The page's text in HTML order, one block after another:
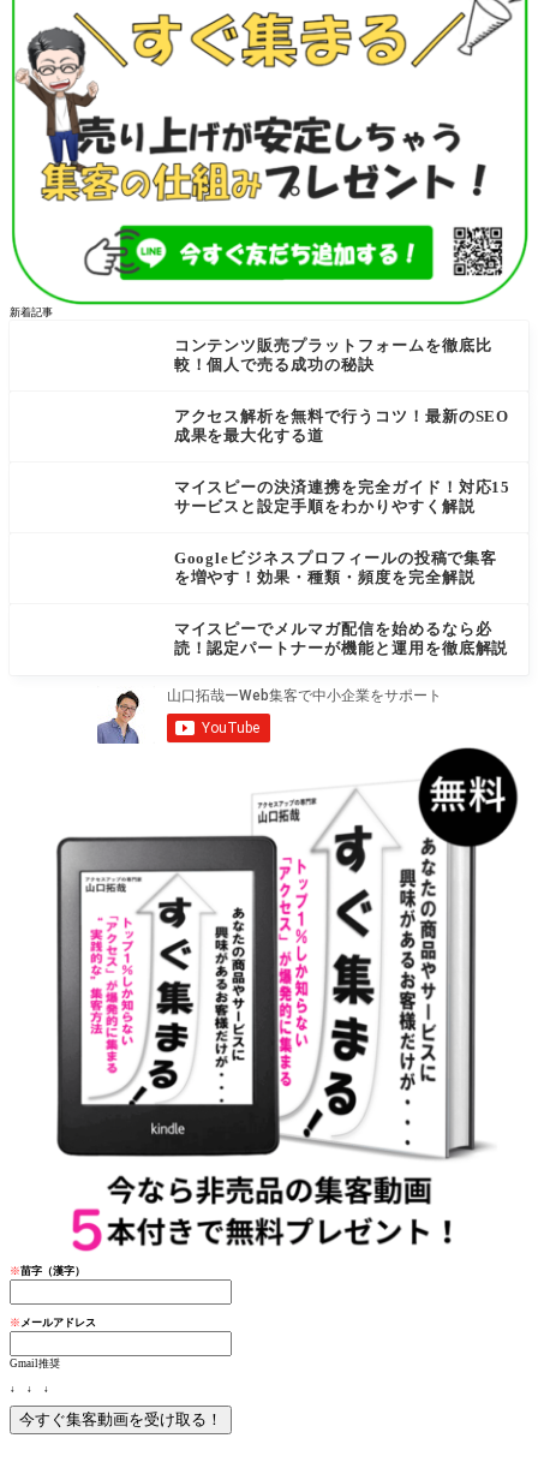
新着記事
コンテンツ販売プラットフォームを徹底比
較！個人で売る成功の秘訣
アクセス解析を無料で行うコツ！最新のSEO
成果を最大化する道
マイスピーの決済連携を完全ガイド！対応15
サービスと設定手順をわかりやすく解説
Googleビジネスプロフィールの投稿で集客
を増やす！効果・種類・頻度を完全解説
マイスピーでメルマガ配信を始めるなら必
読！認定パートナーが機能と運用を徹底解説
※苗字（漢字）
※ メールアドレス
Gmail推奨
↓ ↓ ↓